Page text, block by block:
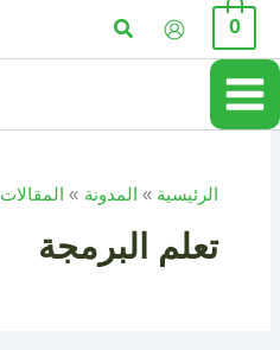
تخطي
المحتوى
0 البحث
الرئيسية المدونة المقالات
تعلم البرمجة